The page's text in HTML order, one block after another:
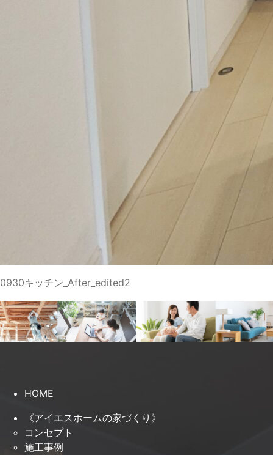
0930キッチン_After_edited2
HOME
《アイエスホームの家づくり》
コンセプト
施工事例